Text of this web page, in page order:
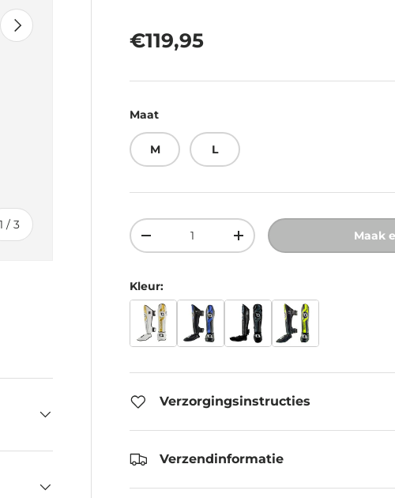
1 /van
3
Volgende
Reguliere prijs
€119,95
Maat
M L
Aantal
Verlaag de hoeveelheidVerhoog de hoeveelheid
Maak
Kleur:
Verzorgingsinstructies
Verzendinformatie